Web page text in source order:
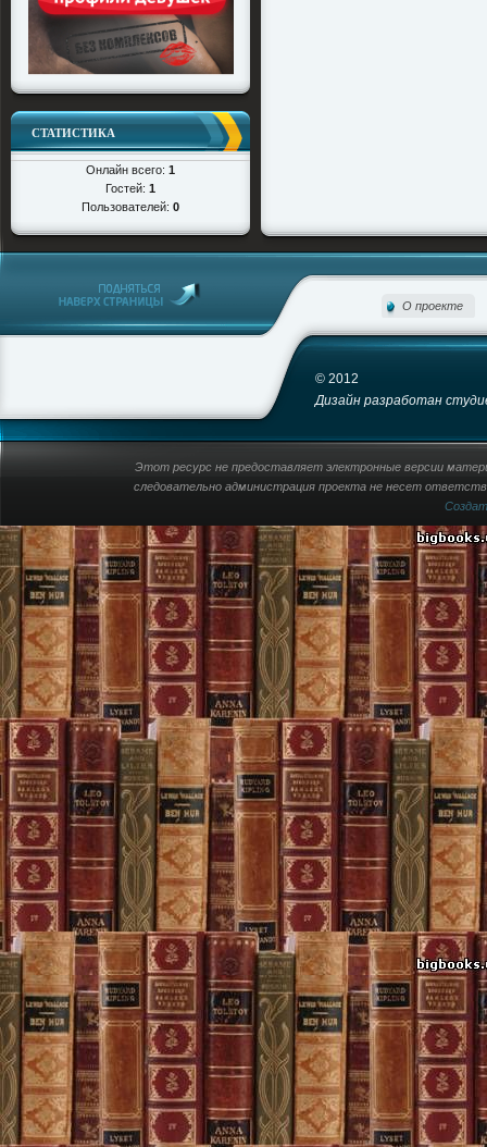
СТАТИСТИКА
Онлайн всего: 1
Гостей: 1
Пользователей: 0
О проекте
© 2012
Дизайн разработан
Этот ресурс не предоставляет электронные версии
следовательно администрация проекта не несет